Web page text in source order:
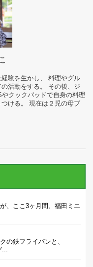
験を生かし、 料理やグル
活動をする。 その後、ジ
クックパッドで自身の料理
ける。 現在は２児の母ブ
、ここ3ヶ月間、福田ミエ
の鉄フライパンと、
...